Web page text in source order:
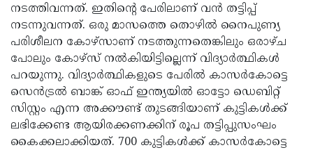
നടത്തിവന്നത്. ഇതിന്റെ പേരിലാണ് വന്‍ തട്ടിപ്പ്
നടന്നുവന്നത്. ഒരു മാസത്തെ തൊഴില്‍ നൈപുണ്യ
പരിശീലന കോഴ്‌സാണ് നടത്തുന്നതെങ്കിലും ഒരാഴ്ച
പോലും കോഴ്‌സ് നല്‍കിയിട്ടില്ലെന്ന് വിദ്യാര്‍ത്ഥികള്‍
പറയുന്നു. വിദ്യാര്‍ത്ഥികളുടെ പേരില്‍ കാസര്‍കോട്ടെ
സെന്‍ട്രല്‍ ബാങ്ക് ഓഫ് ഇന്ത്യയില്‍ ഓട്ടോ ഡെബിറ്റ്
സിസ്റ്റം എന്ന അക്കൗണ്ട് തുടങ്ങിയാണ് കുട്ടികള്‍ക്ക്
ലഭിക്കേണ്ട ആയിരക്കണക്കിന് രൂപ തട്ടിപ്പുസംഘം
കൈക്കലാക്കിയത്. 700 കുട്ടികള്‍ക്ക് കാസര്‍കോട്ടെ